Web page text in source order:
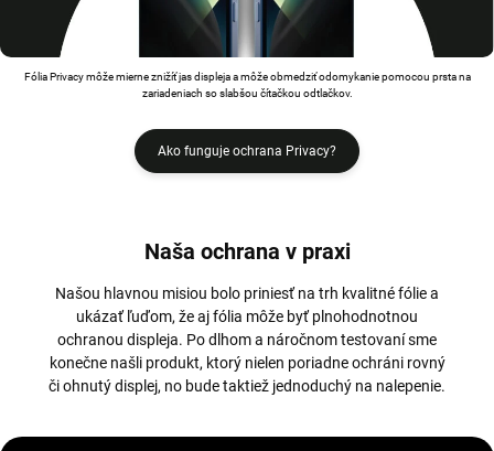
Fólia Privacy môže mierne znižíť jas displeja a môže obmedziť odomykanie pomocou prsta na
zariadeniach so slabšou čítačkou odtlačkov.
Ako funguje ochrana Privacy?
Naša ochrana v praxi
Našou hlavnou misiou bolo priniesť na trh kvalitné fólie a
ukázať ľuďom, že aj fólia môže byť plnohodnotnou
ochranou displeja. Po dlhom a náročnom testovaní sme
konečne našli produkt, ktorý nielen poriadne ochráni rovný
či ohnutý displej, no bude taktiež jednoduchý na nalepenie.